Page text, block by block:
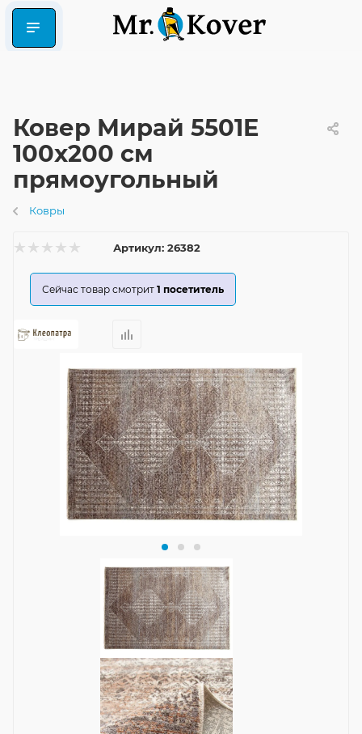
Ковер Мирай 5501E
100x200 см
прямоугольный
Ковры
Артикул: 26382
Сейчас товар смотрит 1 посетитель